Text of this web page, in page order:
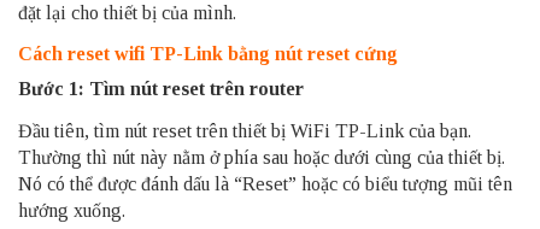
đặt lại cho thiết bị của mình.
Cách reset wifi TP-Link bằng nút reset cứng
Bước 1: Tìm nút reset trên router
Đầu tiên, tìm nút reset trên thiết bị WiFi TP-Link của bạn.
Thường thì nút này nằm ở phía sau hoặc dưới cùng của thiết bị.
Nó có thể được đánh dấu là “Reset” hoặc có biểu tượng mũi tên
hướng xuống.